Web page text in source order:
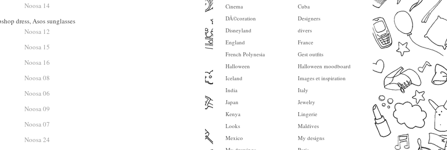
Cinema
Cuba
DÃ©coration
Designers
Disneyland
divers
England
France
French Polynesia
Gest outfits
Halloween
Halloween moodboard
Iceland
Images et inspiration
India
Italy
Japan
Jewelry
Kenya
Lingerie
Looks
Maldives
Mexico
My designs
dress, Asos sunglasses